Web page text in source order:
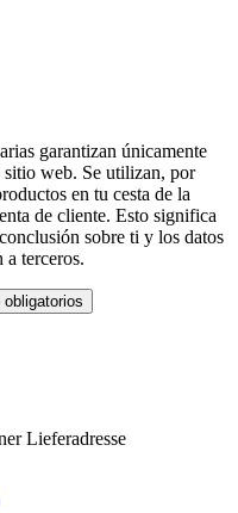
garantizan únicamente
sitio web. Se utilizan, por
en tu cesta de la
de cliente. Esto significa
sobre ti y los datos
a terceros.
obligatorios
Lieferadresse